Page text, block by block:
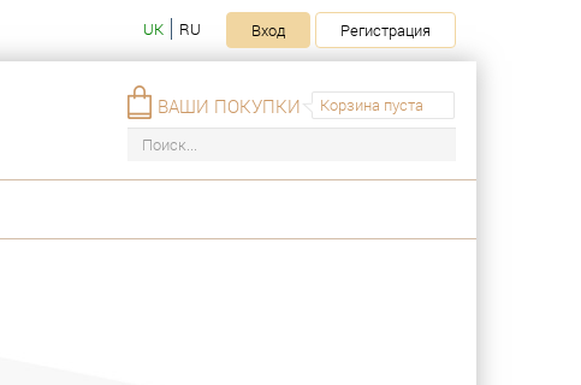
UK RU Вход Регистрация
Корзина пуста
ВАШИ ПОКУПКИ